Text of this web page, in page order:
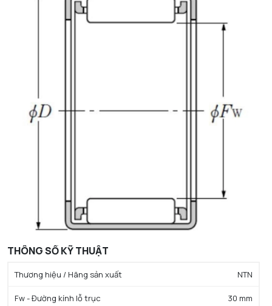
THÔNG SỐ KỸ THUẬT
Thương hiệu / Hãng sản xuất NTN
Fw - Đường kính lỗ trục 30 mm